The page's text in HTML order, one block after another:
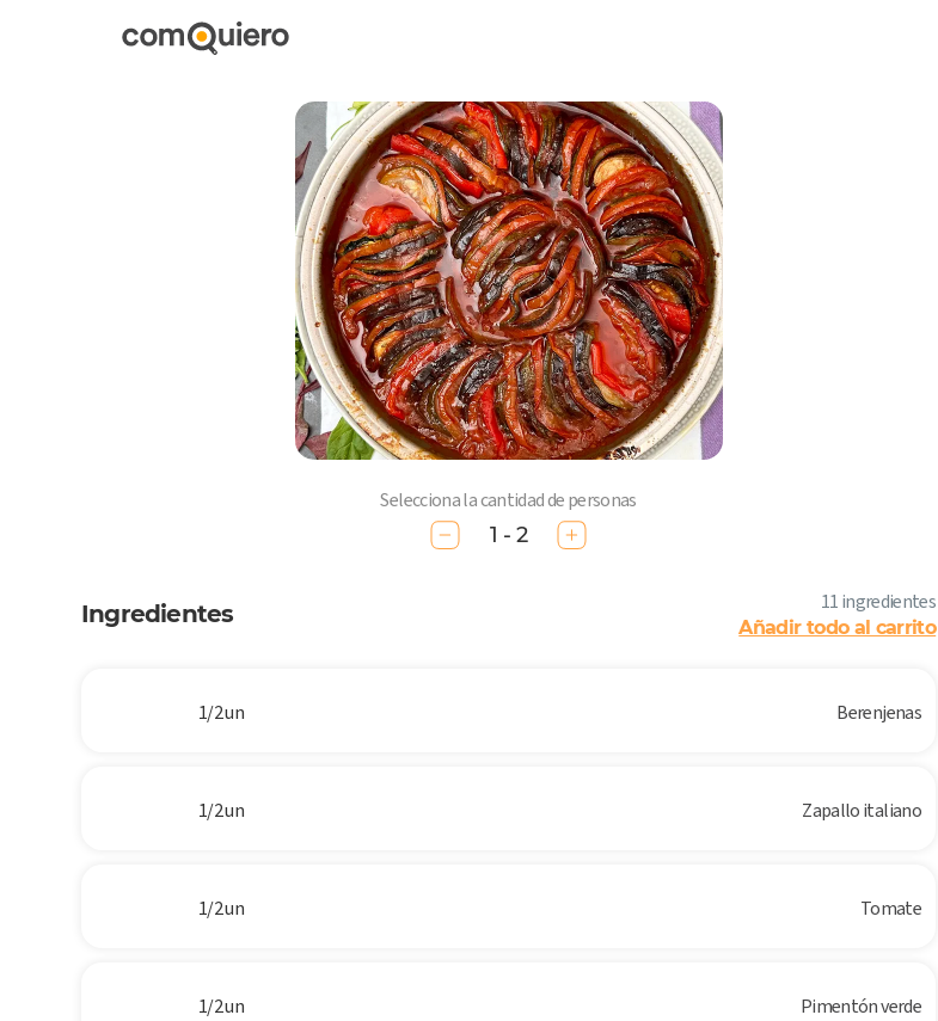
Selecciona la cantidad de personas
1 - 2
Ingredientes 11 ingredientes
Añadir todo al carrito
1/2 un Berenjenas
1/2 un Zapallo italiano
1/2 un Tomate
1/2 un Pimentón verde